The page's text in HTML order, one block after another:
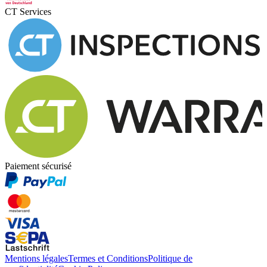
CT Services
Paiement sécurisé
Mentions légalesTermes et ConditionsPolitique de